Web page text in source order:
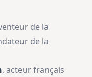
de la
de la
, acteur français